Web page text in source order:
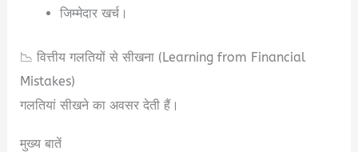
जिम्मेदार खर्च।
📉 वित्तीय गलतियों से सीखना (Learning from Financial
Mistakes)
गलतियां सीखने का अवसर देती हैं।
मुख्य बातें